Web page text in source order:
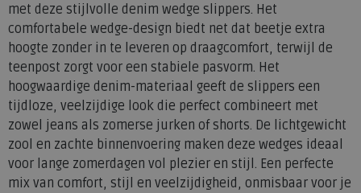
met deze stijlvolle denim wedge slippers. Het
comfortabele wedge-design biedt net dat beetje extra
hoogte zonder in te leveren op draagcomfort, terwijl de
teenpost zorgt voor een stabiele pasvorm. Het
hoogwaardige denim-materiaal geeft de slippers een
tijdloze, veelzijdige look die perfect combineert met
zowel jeans als zomerse jurken of shorts. De lichtgewicht
zool en zachte binnenvoering maken deze wedges ideaal
voor lange zomerdagen vol plezier en stijl. Een perfecte
mix van comfort, stijl en veelzijdigheid, onmisbaar voor je